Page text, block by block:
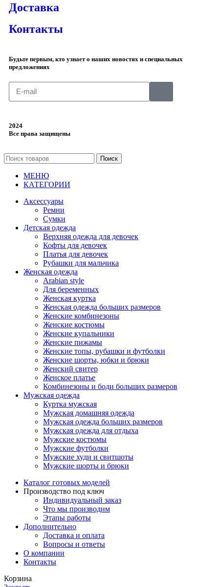
Доставка
Контакты
Будьте первым, кто узнает о наших новостях и специальных
предложениях
2024
Все права защищены
Поиск
МЕНЮ
КАТЕГОРИИ
Аксессуары
Ремни
Сумки
Детская одежда
Верхняя одежда для девочек
Кофты для девочек
Платья для девочек
Рубашки для мальчика
Женская одежда
Arabian style
Для беременных
Женская куртка
Женская одежда больших размеров
Женские комбинезоны
Женские костюмы
Женские купальники
Женские пижамы
Женские топы, рубашки и футболки
Женские шорты, юбки и брюки
Женский свитер
Женское платье
Комбинезоны и боди больших размеров
Мужская одежда
Куртка мужская
Мужская домашняя одежда
Мужская одежда больших размеров
Мужская одежда для отдыха
Мужские костюмы
Мужские футболки
Мужские худи и свитшоты
Мужские шорты и брюки
Каталог готовых моделей
Производство под ключ
Индивидуальный заказ
Что мы производим
Этапы работы
Дополнительно
Доставка и оплата
Вопросы и ответы
О компании
Контакты
Корзина